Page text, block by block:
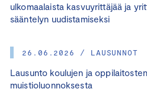
ulkomaalaista kasvuyrittäjää ja
sääntelyn uudistamiseksi
26.06.2026 / LAUSUNNOT
Lausunto koulujen ja
muistioluonnoksesta